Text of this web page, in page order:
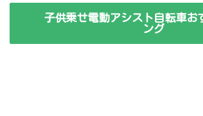
子供乗せ電動アシスト自転車お
ング